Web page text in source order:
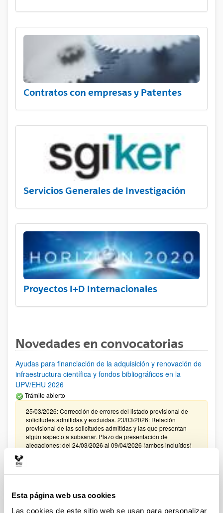
Esta página web usa cookies
Las cookies de este sitio web se usan para personalizar
Contratos con empresas y Patentes
Servicios Generales de Investigación
Proyectos I+D Internacionales
Novedades en convocatorias
Ayudas para financiación de la adquisición y renovación de
infraestructura científica y fondos bibliográficos en la
UPV/EHU 2026
Trámite abierto
25/03/2026: Corrección de errores del listado provisional de
solicitudes admitidas y excluidas. 23/03/2026: Relación
provisional de las solicitudes admitidas y las que presentan
algún aspecto a subsanar. Plazo de presentación de
alegaciones: del 24/03/2026 al 09/04/2026 (ambos incluídos)
Convocatoria de ayudas para el fomento de la cultura